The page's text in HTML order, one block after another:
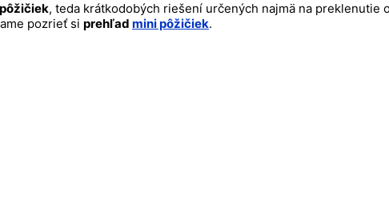
, teda krátkodobých riešení určených najmä na
pozrieť si prehľad mini pôžičiek.